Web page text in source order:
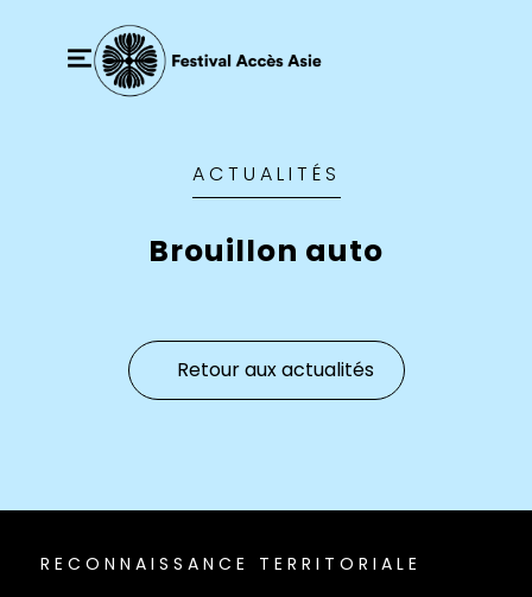
ACTUALITÉS
Brouillon auto
Retour aux actualités
RECONNAISSANCE TERRITORIALE